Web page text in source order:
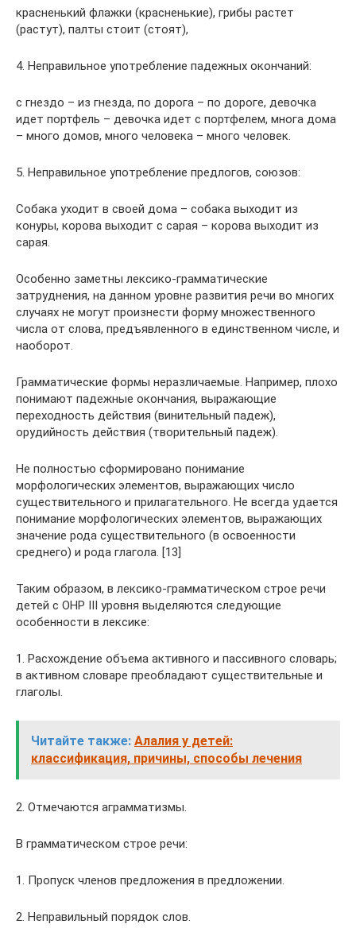
красненький флажки (красненькие), грибы растет
(растут), палты стоит (стоят),
4. Неправильное употребление падежных окончаний:
с гнездо – из гнезда, по дорога – по дороге, девочка
идет портфель – девочка идет с портфелем, многа дома
– много домов, много человека – много человек.
5. Неправильное употребление предлогов, союзов:
Собака уходит в своей дома – собака выходит из
конуры, корова выходит с сарая – корова выходит из
сарая.
Особенно заметны лексико-грамматические
затруднения, на данном уровне развития речи во многих
случаях не могут произнести форму множественного
числа от слова, предъявленного в единственном числе, и
наоборот.
Грамматические формы неразличаемые. Например, плохо
понимают падежные окончания, выражающие
переходность действия (винительный падеж),
орудийность действия (творительный падеж).
Не полностью сформировано понимание
морфологических элементов, выражающих число
существительного и прилагательного. Не всегда удается
понимание морфологических элементов, выражающих
значение рода существительного (в освоенности
среднего) и рода глагола. [13]
Таким образом, в лексико-грамматическом строе речи
детей с ОНР III уровня выделяются следующие
особенности в лексике:
1. Расхождение объема активного и пассивного словарь;
в активном словаре преобладают существительные и
глаголы.
Читайте также: Алалия у детей:
классификация, причины, способы лечения
2. Отмечаются аграмматизмы.
В грамматическом строе речи:
1. Пропуск членов предложения в предложении.
2. Неправильный порядок слов.